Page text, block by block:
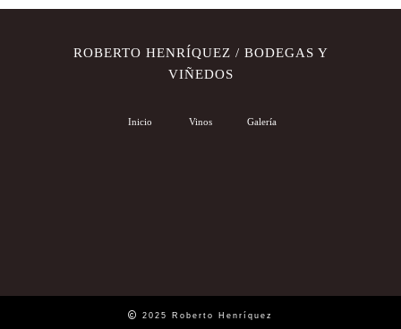
ROBERTO HENRÍQUEZ / BODEGAS Y
VIÑEDOS
Inicio Vinos Galería
2025 Roberto Henríquez